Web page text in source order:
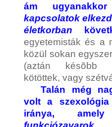
ám
kapcsolatok
életkorban
egyetemisták és a
közül sokan
(aztán késõbb
kötöttek, vagy
Talán még
volt a szexológia
iránya, amely